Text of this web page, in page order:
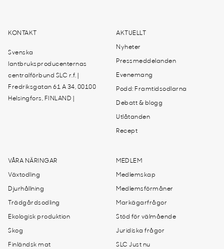
KONTAKT
Svenska
lantbruksproducenternas
centralförbund SLC r.f. |
Fredriksgatan 61 A 34, 00100
Helsingfors, FINLAND |
AKTUELLT
Nyheter
Pressmeddelanden
Evenemang
Podd: Framtidsodlarna
Debatt & blogg
Utlåtanden
Recept
VÅRA NÄRINGAR
Växtodling
Djurhållning
Trädgårdsodling
Ekologisk produktion
Skog
Finländsk mat
MEDLEM
Medlemskap
Medlemsförmåner
Markägarfrågor
Stöd för välmående
Juridiska frågor
SLC Just nu